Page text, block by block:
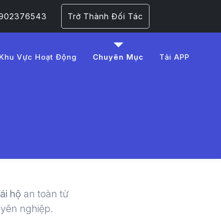
Trở Thành Đối Tác
Khu Vực Hoạt Động Chuyên Mục Tải APP
-
hộ an toàn từ
nghiệp.